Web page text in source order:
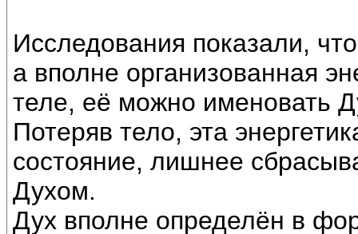
Исследования показали,
а вполне организованная
теле, её можно именовать
Потеряв тело, эта
состояние, лишнее
Духом.
Дух вполне определён в